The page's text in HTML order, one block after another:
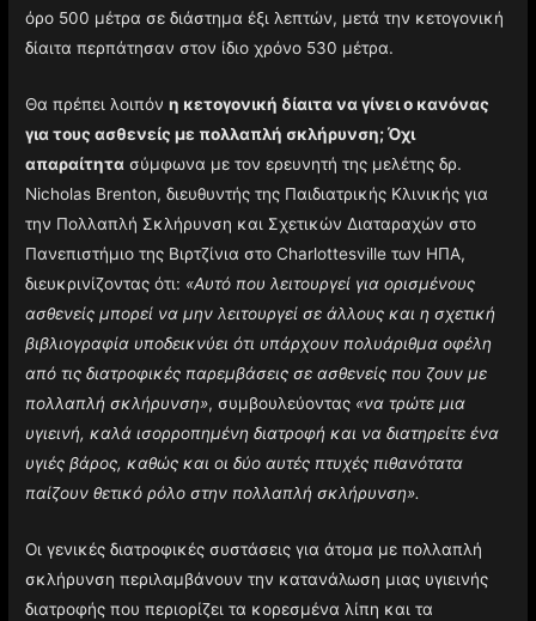
όρο 500 μέτρα σε διάστημα έξι λεπτών, μετά την κετογονική
δίαιτα περπάτησαν στον ίδιο χρόνο 530 μέτρα.
Θα πρέπει λοιπόνη κετογονική δίαιτα να γίνει ο κανόνας
για τους ασθενείς με πολλαπλή σκλήρυνση; Όχι
απαραίτητα σύμφωνα με τον ερευνητή της μελέτης δρ.
Nicholas Brenton, διευθυντής της Παιδιατρικής Κλινικής για
την Πολλαπλή Σκλήρυνση και Σχετικών Διαταραχών στο
Πανεπιστήμιο της Βιρτζίνια στο Charlottesville των ΗΠΑ,
διευκρινίζοντας ότι: «Αυτό που λειτουργεί για ορισμένους
ασθενείς μπορεί να μην λειτουργεί σε άλλους και η σχετική
βιβλιογραφία υποδεικνύει ότι υπάρχουν πολυάριθμα οφέλη
από τις διατροφικές παρεμβάσεις σε ασθενείς που ζουν με
πολλαπλή σκλήρυνση», συμβουλεύοντας «να τρώτε μια
υγιεινή, καλά ισορροπημένη διατροφή και να διατηρείτε ένα
υγιές βάρος, καθώς και οι δύο αυτές πτυχές πιθανότατα
παίζουν θετικό ρόλο στην πολλαπλή σκλήρυνση».
Οι γενικές διατροφικές συστάσεις για άτομα με πολλαπλή
σκλήρυνση περιλαμβάνουν την κατανάλωση μιας υγιεινής
διατροφής που περιορίζει τα κορεσμένα λίπη και τα